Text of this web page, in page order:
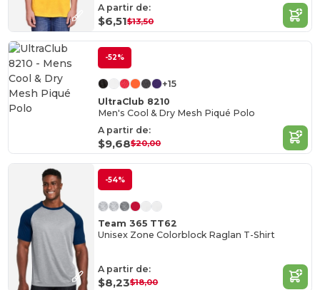
A partir de:
$6,51$13,50
-52%
+15
UltraClub 8210
Men's Cool & Dry Mesh Piqué Polo
A partir de:
$9,68$20,00
-54%
Team 365 TT62
Unisex Zone Colorblock Raglan T-Shirt
A partir de:
$8,23$18,00